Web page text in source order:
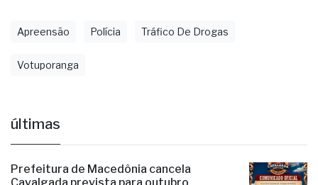
Apreensão Polícia Tráfico De Drogas
Votuporanga
últimas
Prefeitura de Macedônia cancela